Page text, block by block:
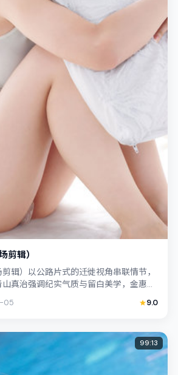
剪辑）
辑）以公路片式的迁徙视角串联情节，
真治强调纪实气质与留白美学，金惠秀
05 9.0
99:13